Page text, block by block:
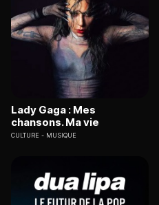
Lady Gaga : Mes
chansons. Ma vie
CULTURE MUSIQUE